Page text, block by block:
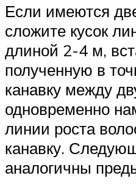
Если имеются
сложите кусок
длиной 2-4 м,
полученную в
канавку между
одновременно
линии роста
канавку.
аналогичны